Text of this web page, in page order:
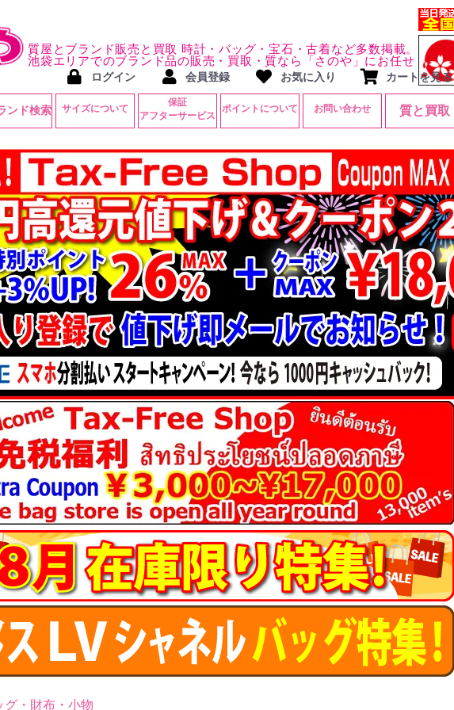
質屋とブランド販売と買取 時計・バッグ・宝石・古着など多数掲載。
池袋エリアでのブランド品の販売・買取・質なら「さのや」にお任せ
ログイン 会員登録 お気に入り カートを見る
ンド検索 サイズについて
保証
アフターサービス
ポイントについて お問い合わせ 質と買取
グ・財布・小物